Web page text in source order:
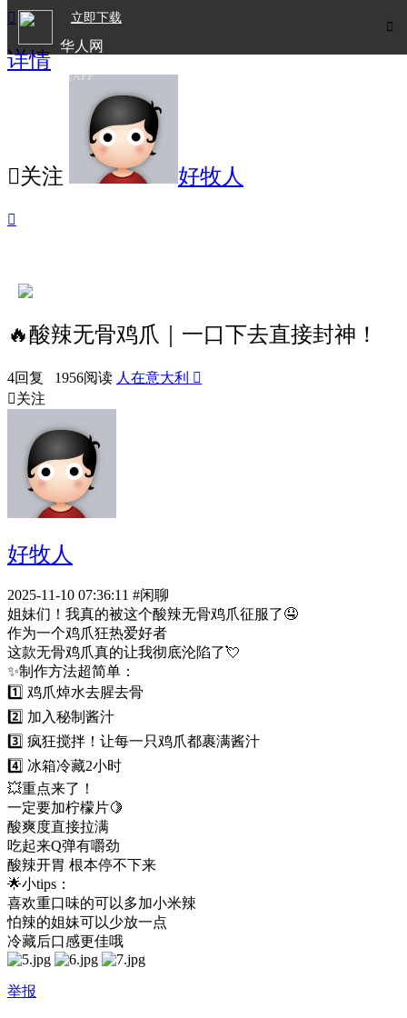

立即下载
华人网
欧洲华人生活APP

详情
关注 好牧人

🔥酸辣无骨鸡爪｜一口下去直接封神！
4回复 1956阅读 人在意大利 
关注
好牧人
2025-11-10 07:36:11 #闲聊
姐妹们！我真的被这个酸辣无骨鸡爪征服了🤤
作为一个鸡爪狂热爱好者
这款无骨鸡爪真的让我彻底沦陷了💘
✨制作方法超简单：
1️⃣ 鸡爪焯水去腥去骨
2️⃣ 加入秘制酱汁
3️⃣ 疯狂搅拌！让每一只鸡爪都裹满酱汁
4️⃣ 冰箱冷藏2小时
💥重点来了！
一定要加柠檬片🍋
酸爽度直接拉满
吃起来Q弹有嚼劲
酸辣开胃 根本停不下来
🌟小tips：
喜欢重口味的可以多加小米辣
怕辣的姐妹可以少放一点
冷藏后口感更佳哦
举报